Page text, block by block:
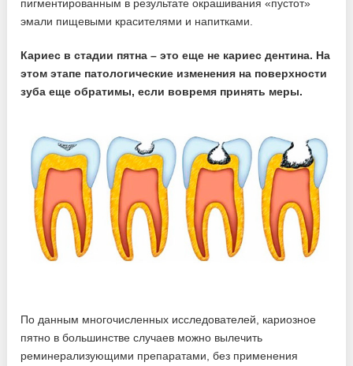
пигментированным в результате окрашивания «пустот»
эмали пищевыми красителями и напитками.
Кариес в стадии пятна – это еще не кариес дентина. На
этом этапе патологические изменения на поверхности
зуба еще обратимы, если вовремя принять меры.
По данным многочисленных исследователей, кариозное
пятно в большинстве случаев можно вылечить
реминерализующими препаратами, без применения